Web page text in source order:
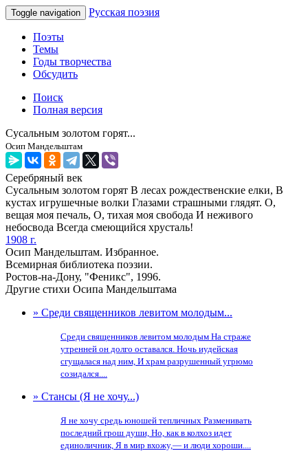
Toggle navigation Русская поэзия
Поэты
Темы
Годы творчества
Обсудить
Поиск
Полная версия
Сусальным золотом горят...
Осип Мандельштам
Серебряный век
Сусальным золотом горят В лесах рождественские елки, В
кустах игрушечные волки Глазами страшными глядят. О,
вещая моя печаль, О, тихая моя свобода И неживого
небосвода Всегда смеющийся хрусталь!
1908 г.
Осип Мандельштам. Избранное.
Всемирная библиотека поэзии.
Ростов-на-Дону, "Феникс", 1996.
Другие стихи Осипа Мандельштама
» Среди священников левитом молодым...
Среди священников левитом молодым На страже
утренней он долго оставался. Ночь иудейская
сгущалася над ним, И храм разрушенный угрюмо
созидался....
» Стансы (Я не хочу...)
Я не хочу средь юношей тепличных Разменивать
последний грош души, Но, как в колхоз идет
единоличник, Я в мир вхожу,— и люди хороши....